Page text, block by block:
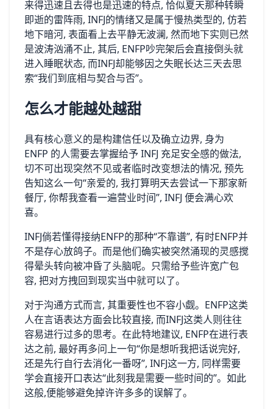
来得迅速且去得也是迅速的特点, 恰似夏天那种转瞬
即逝的雷阵雨, INFJ的情绪又是属于慢热类型的, 仿若
地下暗河, 表面看上去平静无波澜, 然而地下实则已然
是波涛汹涌不止, 其后, ENFP吵完架后会直接倒头就
进入睡眠状态, 而INFJ却能够因之失眠长达三天去思
索“我们到底相与契合与否”。
怎么才能越处越甜
具有核心意义的是构建信任以及确立边界, 身为
ENFP 的人需要去掌握给予 INFJ 充足安全感的做法,
切不可出现突然不见或者临时改变想法的情况, 预先
告知这么一句“亲爱的, 我打算明天去尝试一下那家新
餐厅, 你帮我查看一遍营业时间”, INFJ 便会满心欢
喜。
INFJ倘若懂得接纳ENFP的那种“不靠谱”, 有时ENFP并
不是存心放鸽子。而是他们确实被突然涌现的灵感搅
得晕头转向被冲昏了头脑呢。只需给予些许宽广包
容, 把对方拽回到现实当中就可以了。
对于沟通方式而言, 其重要性也不容小觑。ENFP这类
人在言语表达方面会比较直接, 而INFJ这类人则往往
容易进行过多的思考。在此特地建议, ENFP在进行表
达之前, 最好再多问上一句“你是想听我把话说完好,
还是先行自行去消化一番呀”, INFJ这一方, 同样需要
学会直接开口表达“此刻我是需要一些时间的”。如此
这般,便能够避免掉许许多多的误解了。